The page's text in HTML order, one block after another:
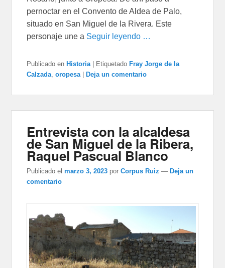
pernoctar en el Convento de Aldea de Palo,
situado en San Miguel de la Rivera. Este
personaje une a Seguir leyendo …
Publicado en Historia Etiquetado Fray Jorge de la
Calzada,oropesa Deja un comentario
Entrevista con la alcaldesa
de San Miguel de la Ribera,
Raquel Pascual Blanco
Publicado el marzo 3, 2023 porCorpus Ruiz — Deja un
comentario